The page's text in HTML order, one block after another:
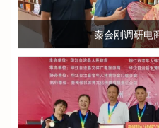
秦会刚调研电